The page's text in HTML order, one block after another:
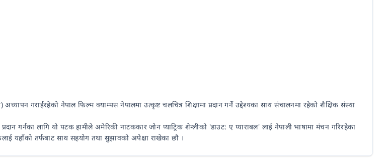
गराईरहेको नेपाल फिल्म क्याम्पस नेपालमा उत्कृष्ट चलचित्र शिक्षामा प्रदान गर्ने उद्देश्यका साथ संचालनमा रहेको शैक्षिक संस्था
गर्नका लागि यो पटक हामीले अमेरिकी नाटककार जोन प्याट्रिक शेन्लीको 'डाउट: ए प्याराबल' लाई नेपाली भाषामा मंचन गरिरहेका
यहाँको तर्फबाट साथ सहयोग तथा सुझावको अपेक्षा राखेका छौ ।